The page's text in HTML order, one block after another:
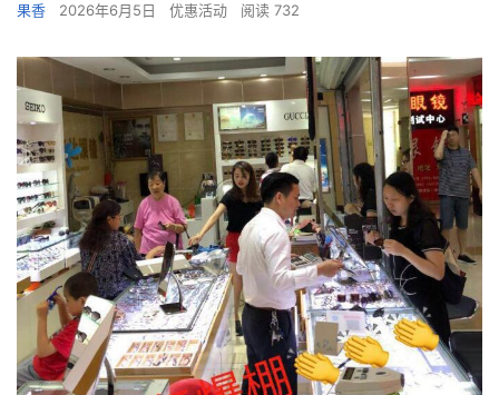
果香 2026年6月5日 优惠活动 阅读 732